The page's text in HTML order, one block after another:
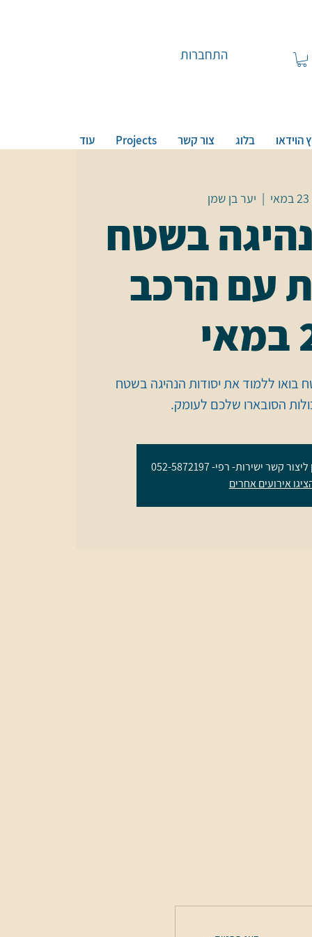
התחברות
הוידאו בלוג צור קשר Projects עוד
  |
יער בן שמן
בשטח
עם הרכב
בואו ללמוד את יסודות הנהיגה בשטח
הסובארו שלכם לעומק.
קשר ישירות- רפי- 052-5872197
אירועים אחרים